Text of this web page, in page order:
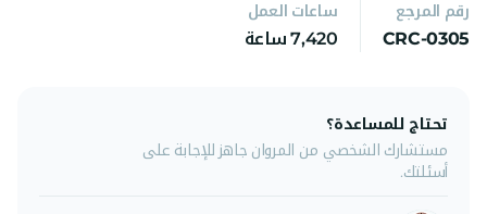
رقم المرجع
CRC-0305
ساعات العمل
7,420 ساعة
تحتاج للمساعدة؟
مستشارك الشخصي من المروان جاهز للإجابة على
أسئلتك.